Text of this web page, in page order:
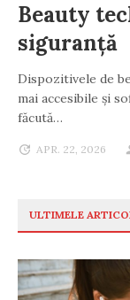
Beauty
siguranță
Dispozitivele de
mai accesibile și
făcută…
APR. 22, 2026
ULTIMELE